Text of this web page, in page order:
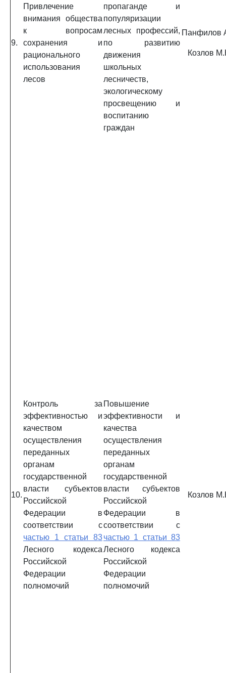
9.
Привлечение
внимания общества
к вопросам
сохранения и
рационального
использования
лесов
пропаганде и
популяризации
лесных профессий,
по развитию
движения
школьных
лесничеств,
экологическому
просвещению и
воспитанию
граждан
Панфилов
Козлов
10.
Контроль за
эффективностью и
качеством
осуществления
переданных
органам
государственной
власти субъектов
Российской
Федерации в
соответствии с
частью 1 статьи 83
Лесного кодекса
Российской
Федерации
полномочий
Повышение
эффективности и
качества
осуществления
переданных
органам
государственной
власти субъектов
Российской
Федерации в
соответствии с
частью 1 статьи 83
Лесного кодекса
Российской
Федерации
полномочий
Козлов